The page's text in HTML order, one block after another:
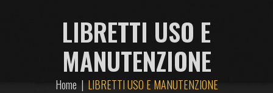
LIBRETTI USO E
MANUTENZIONE
Home | LIBRETTI USO E MANUTENZIONE